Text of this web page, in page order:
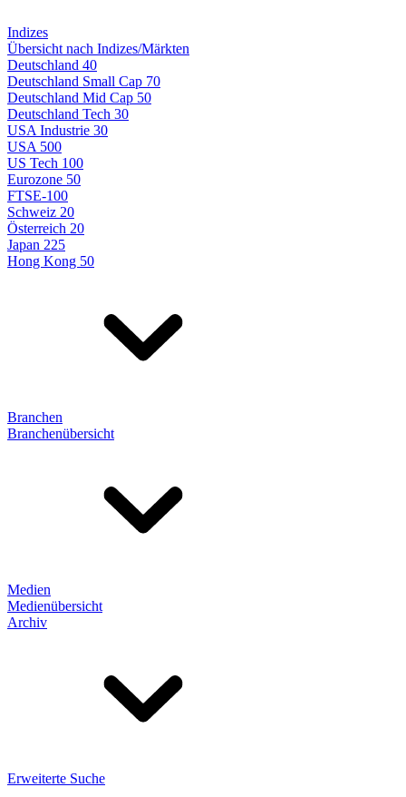
Indizes
Übersicht nach Indizes/Märkten
Deutschland 40
Deutschland Small Cap 70
Deutschland Mid Cap 50
Deutschland Tech 30
USA Industrie 30
USA 500
US Tech 100
Eurozone 50
FTSE-100
Schweiz 20
Österreich 20
Japan 225
Hong Kong 50
Branchen
Branchenübersicht
Medien
Medienübersicht
Archiv
Erweiterte Suche